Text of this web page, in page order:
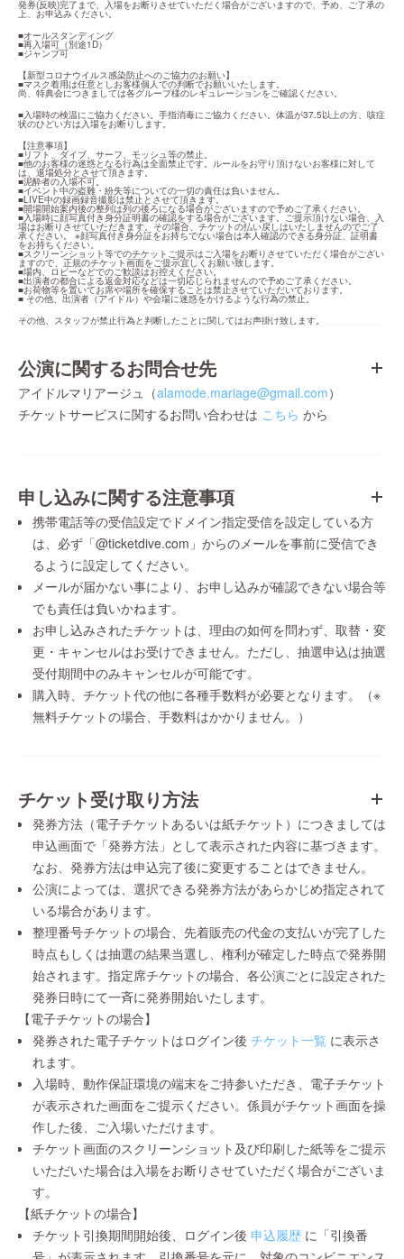
発券(反映)完了まで、入場をお断りさせていただく場合がございますので、予め、ご了承の
上、お申込みください。
■オールスタンディング
■再入場可（別途1D）
■ジャンプ可
【新型コロナウイルス感染防止へのご協力のお願い】
■マスク着用は任意としお客様個人での判断でお願いいたします。
尚、特典会につきましては各グループ様のレギュレーションをご確認ください。
■入場時の検温にご協力ください。手指消毒にご協力ください。体温が37.5以上の方、咳症
状のひどい方は入場をお断りします。
【注意事項】
■リフト、ダイブ、サーフ、モッシュ等の禁止。
■他のお客様の迷惑となる行為は全面禁止です。ルールをお守り頂けないお客様に対して
は、退場処分とさせて頂きます。
■泥酔者の入場不可。
■イベント中の盗難・紛失等についての一切の責任は負いません。
■LIVE中の録画録音撮影は禁止とさせて頂きます。
■開場開始案内後の整列は列の後ろになる場合がございますので予めご了承ください。
■入場時に顔写真付き身分証明書の確認をする場合がございます。ご提示頂けない場合、入
場はお断りさせていただきます。その場合、チケットの払い戻しはいたしませんのでご了
承ください。 ※顔写真付き身分証をお持ちでない場合は本人確認のできる身分証、証明書
をお持ちください。
■スクリーンショット等でのチケットご提示はご入場をお断りさせていただく場合がござい
ますので、正規のチケット画面をご提示宜しくお願い致します。
■場内、ロビーなどでのご歓談はお控えください。
■出演者の都合による返金対応などは一切応じられませんので予めご了承ください。
■お荷物等を置いてお席や場所を確保することは禁止させていただいております。
■ その他、出演者（アイドル）や会場に迷惑をかけるような行為の禁止。
その他、スタッフが禁止行為と判断したことに関してはお声掛け致します。
公演に関するお問合せ先
アイドルマリアージュ（alamode.mariage@gmail.com）
チケットサービスに関するお問い合わせは こちら から
申し込みに関する注意事項
携帯電話等の受信設定でドメイン指定受信を設定している方
は、必ず「@ticketdive.com」からのメールを事前に受信でき
るように設定してください。
メールが届かない事により、お申し込みが確認できない場合等
でも責任は負いかねます。
お申し込みされたチケットは、理由の如何を問わず、取替・変
更・キャンセルはお受けできません。ただし、抽選申込は抽選
受付期間中のみキャンセルが可能です。
購入時、チケット代の他に各種手数料が必要となります。（※
無料チケットの場合、手数料はかかりません。）
チケット受け取り方法
発券方法（電子チケットあるいは紙チケット）につきましては
申込画面で「発券方法」として表示された内容に基づきます。
なお、発券方法は申込完了後に変更することはできません。
公演によっては、選択できる発券方法があらかじめ指定されて
いる場合があります。
整理番号チケットの場合、先着販売の代金の支払いが完了した
時点もしくは抽選の結果当選し、権利が確定した時点で発券開
始されます。指定席チケットの場合、各公演ごとに設定された
発券日時にて一斉に発券開始いたします。
【電子チケットの場合】
発券された電子チケットはログイン後 チケット一覧 に表示さ
れます。
入場時、動作保証環境の端末をご持参いただき、電子チケット
が表示された画面をご提示ください。係員がチケット画面を操
作した後、ご入場いただけます。
チケット画面のスクリーンショット及び印刷した紙等をご提示
いただいた場合は入場をお断りさせていただく場合がございま
す。
【紙チケットの場合】
チケット引換期間開始後、ログイン後 申込履歴 に「引換番